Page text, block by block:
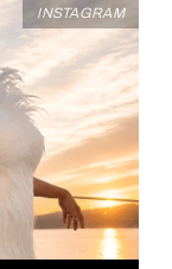
INSTAGRAM